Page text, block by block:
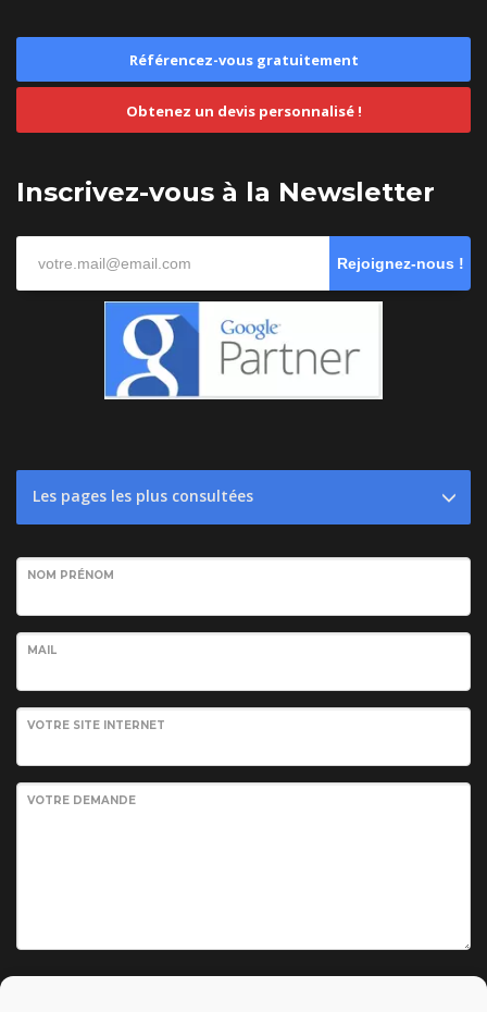
Référencez-vous gratuitement
Obtenez un devis personnalisé !
Inscrivez-vous à la Newsletter
Rejoignez-nous !
Les pages les plus consultées
NOM PRÉNOM
MAIL
VOTRE SITE INTERNET
VOTRE DEMANDE